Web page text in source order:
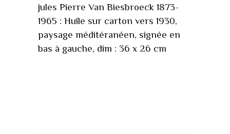
jules Pierre Van Biesbroeck 1873-
1965 : Huile sur carton vers 1930,
paysage méditéranéen, signée en
bas à gauche, dim : 36 x 26 cm